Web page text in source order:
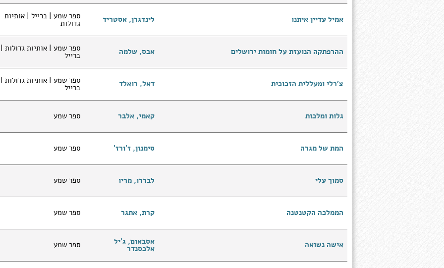
אמיל עדיין איתנו לינדגרן, אסטריד ספר שמע | ברייל | אותיות
גדולות
ההרפתקה הנועזת על חומות ירושלים אבס, שלמה ספר שמע | אותיות גדולות |
ברייל
צ'רלי ומעללית הזכוכית דאל, רואלד ספר שמע | אותיות גדולות |
ברייל
גלות ומלכות קאמי, אלבר ספר שמע
המת של מגרה סימנון, ז'ורז' ספר שמע
סמוך עלי לבררו, מריו ספר שמע
הממלכה הקטנטנה קרת, אתגר ספר שמע
אישה נשואה אסבאום, ג'יל
אלכסנדר ספר שמע